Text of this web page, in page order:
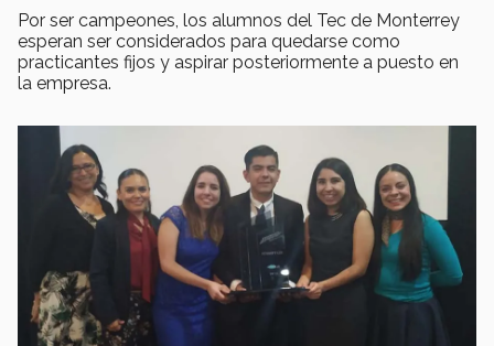
Por ser campeones, los alumnos del Tec de Monterrey
esperan ser considerados para quedarse como
practicantes fijos y aspirar posteriormente a puesto en
la empresa.